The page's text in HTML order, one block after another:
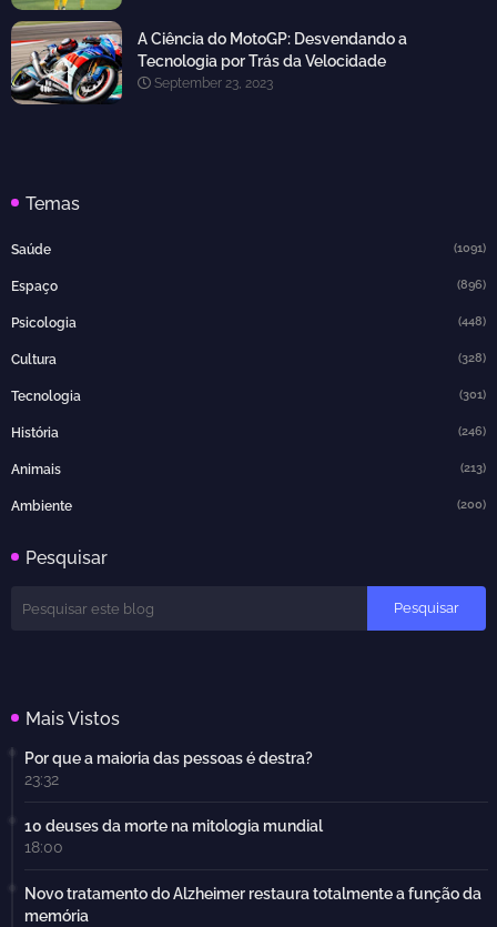
A Ciência do MotoGP: Desvendando a
Tecnologia por Trás da Velocidade
September 23, 2023
Temas
Saúde (1091)
Espaço (896)
Psicologia (448)
Cultura (328)
Tecnologia (301)
História (246)
Animais (213)
Ambiente (200)
Pesquisar
Mais Vistos
Por que a maioria das pessoas é destra?
23:32
10 deuses da morte na mitologia mundial
18:00
Novo tratamento do Alzheimer restaura totalmente a função da
memória